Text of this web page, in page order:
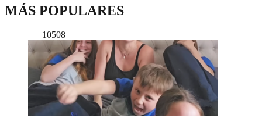
MÁS POPULARES
10508